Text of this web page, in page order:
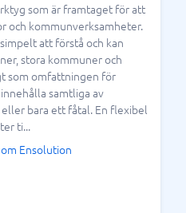
som är framtaget för att
och kommunverksamheter.
att förstå och kan
stora kommuner och
som omfattningen för
samtliga av
bara ett fåtal. En flexibel
ti...
Ensolution